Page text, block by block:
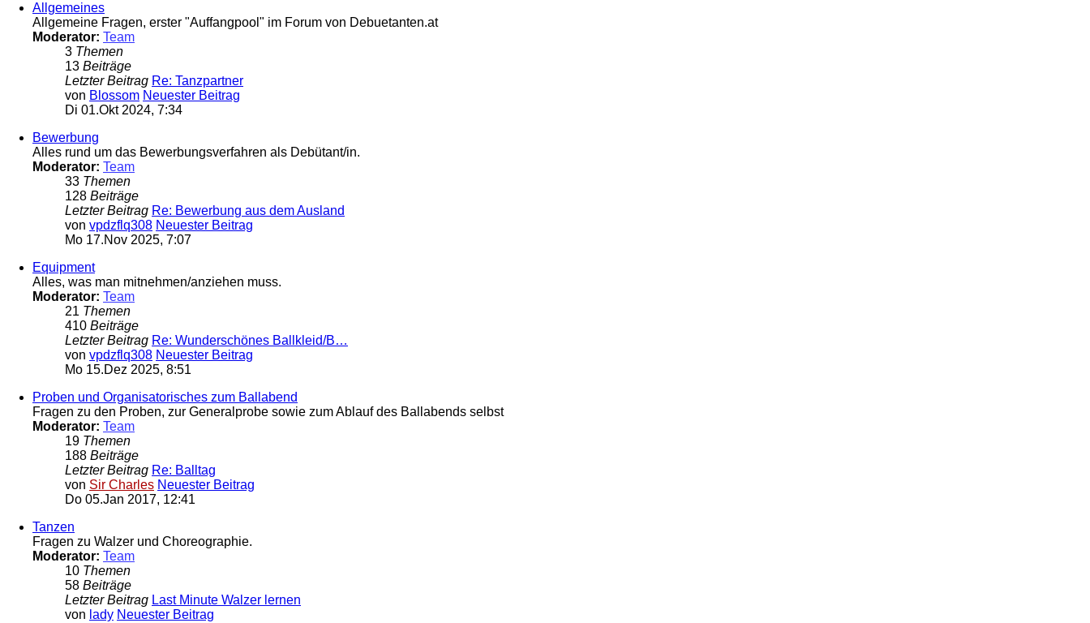
Allgemeines
Allgemeine Fragen, erster "Auffangpool" im Forum von Debuetanten.at
Moderator: Team
3 Themen
13 Beiträge
Letzter Beitrag Re: Tanzpartner
von Blossom Neuester Beitrag
Di 01.Okt 2024, 7:34
Bewerbung
Alles rund um das Bewerbungsverfahren als Debütant/in.
Moderator: Team
33 Themen
128 Beiträge
Letzter Beitrag Re: Bewerbung aus dem Ausland
von vpdzflq308 Neuester Beitrag
Mo 17.Nov 2025, 7:07
Equipment
Alles, was man mitnehmen/anziehen muss.
Moderator: Team
21 Themen
410 Beiträge
Letzter Beitrag Re: Wunderschönes Ballkleid/B…
von vpdzflq308 Neuester Beitrag
Mo 15.Dez 2025, 8:51
Proben und Organisatorisches zum Ballabend
Fragen zu den Proben, zur Generalprobe sowie zum Ablauf des Ballabends selbst
Moderator: Team
19 Themen
188 Beiträge
Letzter Beitrag Re: Balltag
von Sir Charles Neuester Beitrag
Do 05.Jan 2017, 12:41
Tanzen
Fragen zu Walzer und Choreographie.
Moderator: Team
10 Themen
58 Beiträge
Letzter Beitrag Last Minute Walzer lernen
von lady Neuester Beitrag